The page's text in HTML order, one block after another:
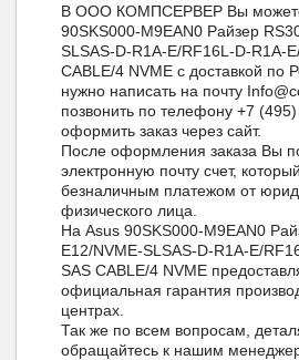
В ООО КОМПСЕРВЕР Вы можете
90SKS000-M9EAN0 Райзер
SLSAS-D-R1A-E/RF16L-D-R1A-
CABLE/4 NVME с доставкой по
нужно написать на почту
позвонить по телефону +7
оформить заказ через сайт.
После оформления заказа Вы
электронную почту счет,
безналичным платежом от
физического лица.
На Asus 90SKS000-M9EAN0
E12/NVME-SLSAS-D-R1A-E/
SAS CABLE/4 NVME
официальная гарантия
центрах.
Так же по всем вопросам,
обращайтесь к нашим